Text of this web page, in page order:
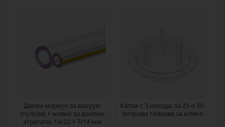
Двоен маркуч за вакуум
(пулсов) + мляко за доилни
агрегати, 14/22 + 7/14 мм
Капак с 3 изхода, за 25 и 30-
литрови гюмове за мляко